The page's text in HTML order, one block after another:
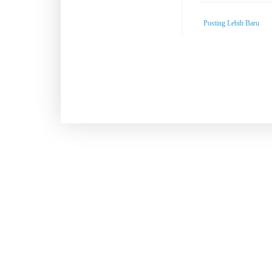
Posting Lebih Baru